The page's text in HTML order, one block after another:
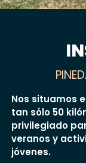
Nos situamos
tan sólo 50
privilegiado
veranos y
jóvenes.